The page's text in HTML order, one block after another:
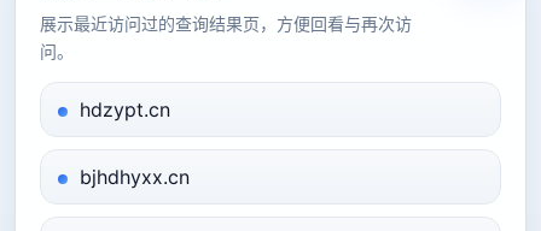
展示最近访问过的查询结果页，方便回看与再次访
问。
hdzypt.cn
bjhdhyxx.cn